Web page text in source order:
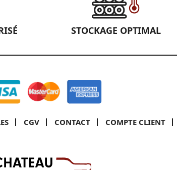
STOCKAGE OPTIMAL
CGV CONTACT COMPTE CLIENT